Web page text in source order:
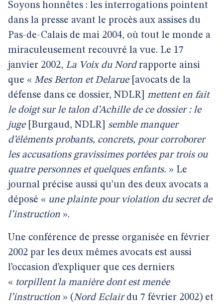
Soyons honnêtes : les interrogations pointent
dans la presse avant le procès aux assises du
Pas-de-Calais de mai 2004, où tout le monde a
miraculeusement recouvré la vue. Le 17
janvier 2002, La Voix du Nordrapporte ainsi
que « Mes Berton et Delarue [avocats de la
défense dans ce dossier, NDLR] mettent en fait
le doigt sur le talon d’Achille de ce dossier : le
juge [Burgaud, NDLR]
semble manquer
d’éléments probants, concrets, pour corroborer
les accusations gravissimes portées par trois ou
quatre personnes et quelques enfants. » Le
journal précise aussi qu’un des deux avocats a
déposé « une plainte pour violation du secret de
l’instruction ».
Une conférence de presse organisée en février
2002 par les deux mêmes avocats est aussi
l’occasion d’expliquer que ces derniers
« torpillent la manière dont est menée
l’instruction » (Nord Eclairdu 7 février 2002) et